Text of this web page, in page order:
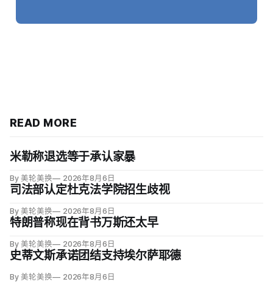
READ MORE
米勒称退选等于承认家暴
By 美轮美换 2026年8月6日
司法部认定杜克法学院招生歧视
By 美轮美换 2026年8月6日
特朗普称现在背书万斯还太早
By 美轮美换 2026年8月6日
史蒂文斯承诺团结支持埃尔萨耶德
By 美轮美换 2026年8月6日